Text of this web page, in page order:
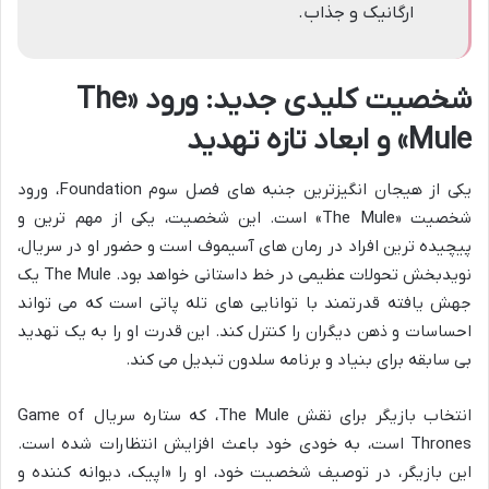
ارگانیک و جذاب.
شخصیت کلیدی جدید: ورود «The
Mule» و ابعاد تازه تهدید
یکی از هیجان انگیزترین جنبه های فصل سوم Foundation، ورود
شخصیت «The Mule» است. این شخصیت، یکی از مهم ترین و
پیچیده ترین افراد در رمان های آسیموف است و حضور او در سریال،
نویدبخش تحولات عظیمی در خط داستانی خواهد بود. The Mule یک
جهش یافته قدرتمند با توانایی های تله پاتی است که می تواند
احساسات و ذهن دیگران را کنترل کند. این قدرت او را به یک تهدید
بی سابقه برای بنیاد و برنامه سلدون تبدیل می کند.
انتخاب بازیگر برای نقش The Mule، که ستاره سریال Game of
Thrones است، به خودی خود باعث افزایش انتظارات شده است.
این بازیگر، در توصیف شخصیت خود، او را «اپیک، دیوانه کننده و